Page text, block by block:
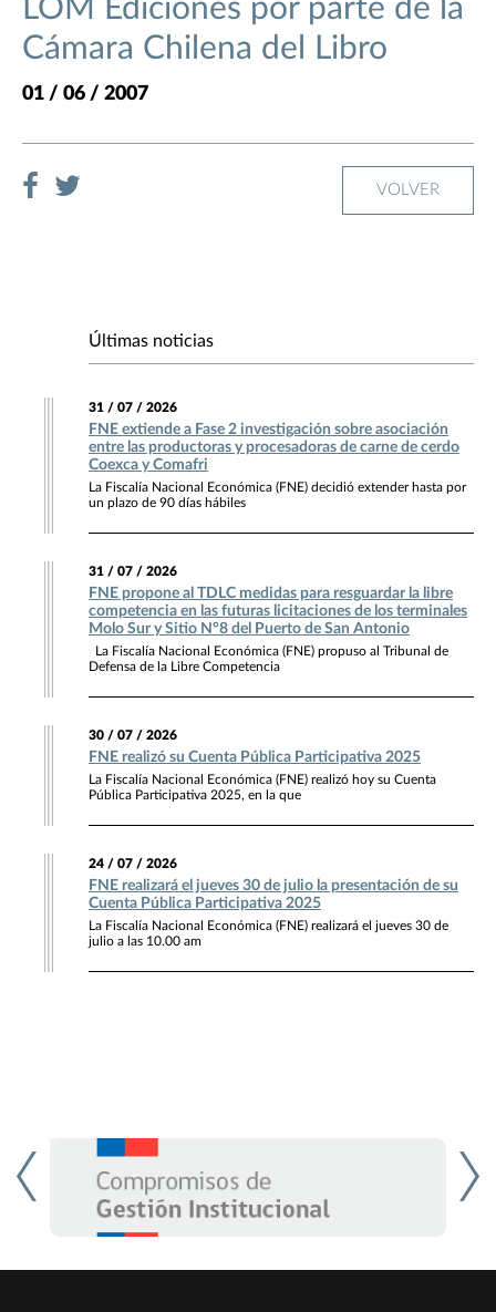
LOM Ediciones por parte de la
Cámara Chilena del Libro
01 / 06 / 2007
VOLVER
Últimas noticias
31 / 07 / 2026
FNE extiende a Fase 2 investigación sobre asociación
entre las productoras y procesadoras de carne de cerdo
Coexca y Comafri
La Fiscalía Nacional Económica (FNE) decidió extender hasta por
un plazo de 90 días hábiles
31 / 07 / 2026
FNE propone al TDLC medidas para resguardar la libre
competencia en las futuras licitaciones de los terminales
Molo Sur y Sitio N°8 del Puerto de San Antonio
La Fiscalía Nacional Económica (FNE) propuso al Tribunal de
Defensa de la Libre Competencia
30 / 07 / 2026
FNE realizó su Cuenta Pública Participativa 2025
La Fiscalía Nacional Económica (FNE) realizó hoy su Cuenta
Pública Participativa 2025, en la que
24 / 07 / 2026
FNE realizará el jueves 30 de julio la presentación de su
Cuenta Pública Participativa 2025
La Fiscalía Nacional Económica (FNE) realizará el jueves 30 de
julio a las 10.00 am